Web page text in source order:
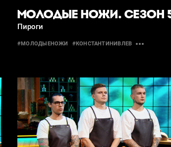
МОЛОДЫЕ НОЖИ. СЕЗОН
Пироги
#МОЛОДЫЕНОЖИ #КОНСТАНТИНИВЛЕВ